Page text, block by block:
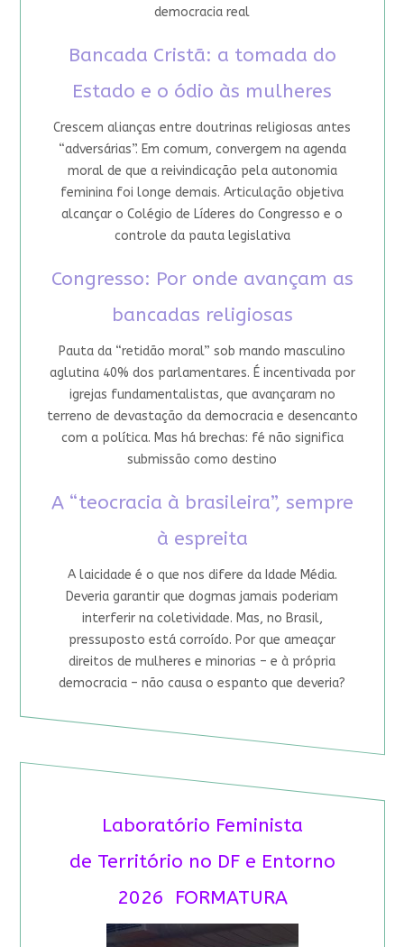
democracia real
Bancada Cristã: a tomada do
Estado e o ódio às mulheres
Crescem alianças entre doutrinas religiosas antes
“adversárias”. Em comum, convergem na agenda
moral de que a reivindicação pela autonomia
feminina foi longe demais. Articulação objetiva
alcançar o Colégio de Líderes do Congresso e o
controle da pauta legislativa
Congresso: Por onde avançam as
bancadas religiosas
Pauta da “retidão moral” sob mando masculino
aglutina 40% dos parlamentares. É incentivada por
igrejas fundamentalistas, que avançaram no
terreno de devastação da democracia e desencanto
com a política. Mas há brechas: fé não significa
submissão como destino
A “teocracia à brasileira”, sempre
à espreita
A laicidade é o que nos difere da Idade Média.
Deveria garantir que dogmas jamais poderiam
interferir na coletividade. Mas, no Brasil,
pressuposto está corroído. Por que ameaçar
direitos de mulheres e minorias – e à própria
democracia – não causa o espanto que deveria?
Laboratório Feminista
de Território no DF e Entorno
2026 FORMATURA